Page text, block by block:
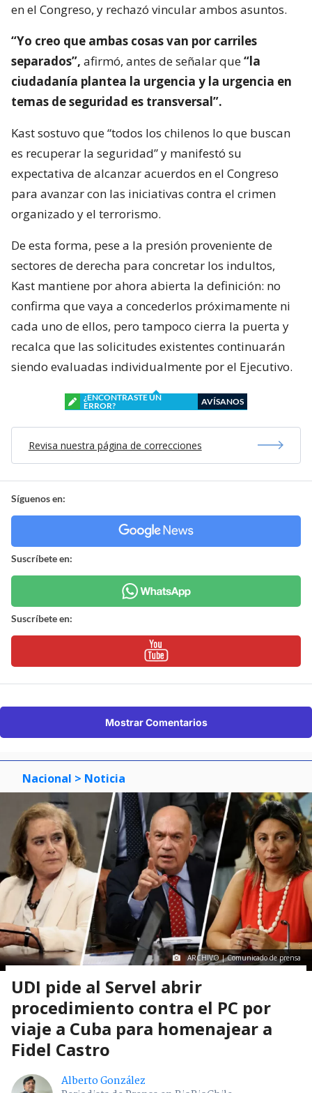
en el Congreso, y rechazó vincular ambos asuntos.
“Yo creo que ambas cosas van por carriles
separados”, afirmó, antes de señalar que“la
ciudadanía plantea la urgencia y la urgencia en
temas de seguridad es transversal”.
Kast sostuvo que “todos los chilenos lo que buscan
es recuperar la seguridad” y manifestó su
expectativa de alcanzar acuerdos en el Congreso
para avanzar con las iniciativas contra el crimen
organizado y el terrorismo.
De esta forma, pese a la presión proveniente de
sectores de derecha para concretar los indultos,
Kast mantiene por ahora abierta la definición: no
confirma que vaya a concederlos próximamente ni
cada uno de ellos, pero tampoco cierra la puerta y
recalca que las solicitudes existentes continuarán
siendo evaluadas individualmente por el Ejecutivo.
¿ENCONTRASTE UN
ERROR?
AVÍSANOS
Revisa nuestra página de correcciones
Síguenos en:
Suscríbete en:
Suscríbete en:
Mostrar Comentarios
Nacional > Noticia
ARCHIVO | Comunicado de prensa
UDI pide al Servel abrir
procedimiento contra el PC por
viaje a Cuba para homenajear a
Fidel Castro
Alberto González